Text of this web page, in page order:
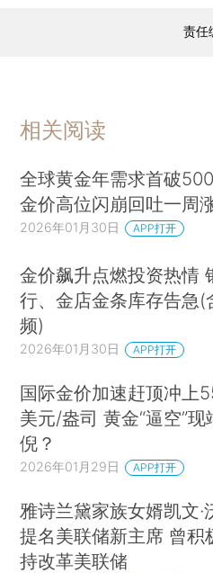
责任
相关阅读
全球黄金年需求首破
金价高位闪崩回吐一周
2026年01月30日 APP打开
金价飙升点燃投资热情
行、金店金条库存告急(
频)
2026年01月30日 APP打开
国际金价加速赶顶冲上
美元/盎司 黄金“逼空”现
倪？
2026年01月29日 APP打开
雅诗兰黛家族女婿凯文·
提名美联储新主席 曾积
持改革美联储